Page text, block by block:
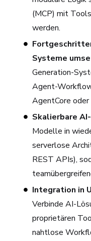
(MCP) mit
werden.
Systeme
Generation-
Agent-
AgentCore
Skalierbare
Modelle in
serverlose
REST APIs),
Integration in
Verbinde AI-
proprietären
nahtlose